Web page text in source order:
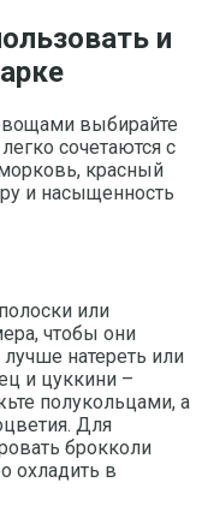
и
выбирайте
сочетаются с
красный
и насыщенность
или
чтобы они
натереть или
и цуккини –
полукольцами, а
Для
брокколи
охладить в